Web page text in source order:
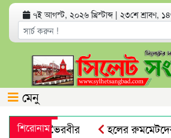
৭ই আগস্ট, ২০২৬ খ্রিস্টাব্দ | ২৩শে শ্রাবণ,
মেনু
শিরোনাম
পেহেলী ভৈরবীর
হলের রুমমেটদের